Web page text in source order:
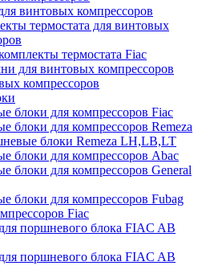
винтовых компрессоров
термостата для винтовых
термостата Fiac
для винтовых компрессоров
компрессоров
блоки для компрессоров Fiac
блоки для компрессоров Remeza
блоки Remeza LH,LB,LT
блоки для компрессоров Abac
блоки для компрессоров General
блоки для компрессоров Fubag
Fiac
поршневого блока FIAC AB
поршневого блока FIAC AB